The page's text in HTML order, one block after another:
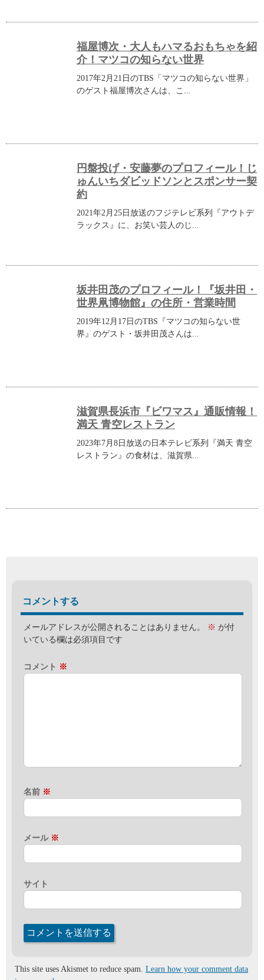
福屋博次・大人もハマるおもちゃを紹
介！マツコの知らない世界
2017年2月21日のTBS「マツコの知らない世界」
のゲスト福屋博次さんは、こ...
円盤投げ・安藤夢のプロフィール！じ
ゅんいちダビッドソンとスポンサー契
約
2021年2月25日放送のフジテレビ系列『アウトデ
ラックス』に、お笑い芸人のじ...
坂井田茂のプロフィール！『坂井田・
世界凧博物館』の住所・営業時間
2019年12月17日のTBS『マツコの知らない世
界』のゲスト・坂井田茂さんは...
滋賀県長浜市『ビワマス』通販情報！
満天 青空レストラン
2023年7月8日放送の日本テレビ系列『満天 青空
レストラン』の食材は、滋賀県...
コメントする
メールアドレスが公開されることはありません。 ※ が付
いている欄は必須項目です
コメント ※
名前 ※
メール ※
サイト
This site uses Akismet to reduce spam. Learn how your comment data